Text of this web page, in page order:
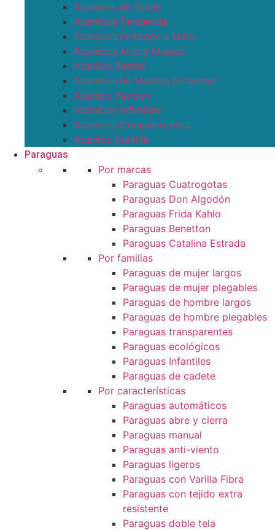
Abanicos de Roble
Abanicos Tendencia
Abanicos Pintados a Mano
Abanicos Arte y Música
Abanico Bambú
Abanicos de Madera Artesanal
Abanico Pericon
Abanicos Infantiles
Abanicos Complementos
Abanico Puntilla
Paraguas
Por marcas
Paraguas Cuatrogotas
Paraguas Don Algodón
Paraguas Frida Kahlo
Paraguas Benetton
Paraguas Catalina Estrada
Por familias
Paraguas de mujer largos
Paraguas de mujer plegables
Paraguas de hombre largos
Paraguas de hombre plegables
Paraguas transparentes
Paraguas ecológicos
Paraguas Infantiles
Paraguas de cadete
Por características
Paraguas automáticos
Paraguas abre y cierra
Paraguas manual
Paraguas anti-viento
Paraguas ligeros
Paraguas con Varilla Fibra
Paraguas con tejido extra
resistente
Paraguas doble tela